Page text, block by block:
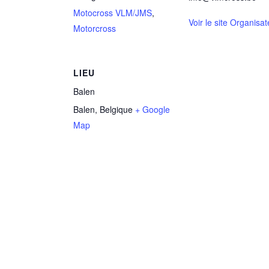
Motocross VLM/JMS,
Motorcross
Voir le site
LIEU
Balen
Balen, Belgique + Google
Map